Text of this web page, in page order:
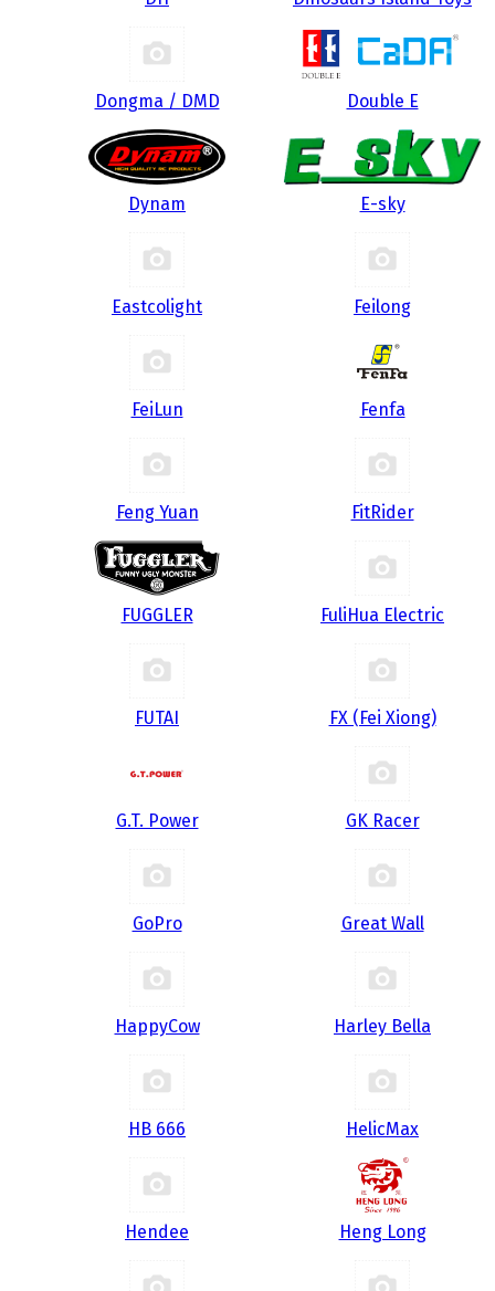
Dongma / DMD Double E
Dynam E-sky
Eastcolight Feilong
FeiLun Fenfa
Feng Yuan FitRider
FUGGLER FuliHua Electric
FUTAI FX (Fei Xiong)
G.T. Power GK Racer
GoPro Great Wall
HappyCow Harley Bella
HB 666 HelicMax
Hendee Heng Long